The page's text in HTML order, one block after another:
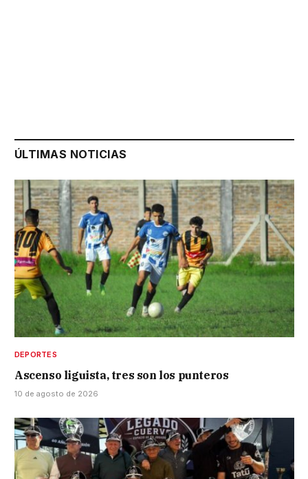
ÚLTIMAS NOTICIAS
DEPORTES
Ascenso liguista, tres son los punteros
10 de agosto de 2026